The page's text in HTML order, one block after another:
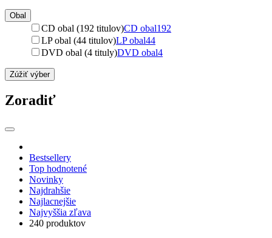
Obal
CD obal (192 titulov)CD obal192
LP obal (44 titulov)LP obal44
DVD obal (4 tituly)DVD obal4
Zúžiť výber
Zoradiť
Bestsellery
Top hodnotené
Novinky
Najdrahšie
Najlacnejšie
Najvyššia zľava
240 produktov